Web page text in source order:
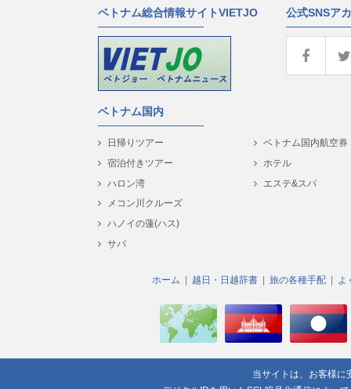
ベトナム総合情報サイトVIETJO 公式SNSア
ベトナム国内
日帰りツアー
宿泊付きツアー
ハロン湾
メコン川クルーズ
ハノイの蓮(ハス)
サパ
ベトナム国内航空券
ホテル
エステ&スパ
ホーム 越日・日越辞書 旅の各種手配 よ
当サイトは、お客様に